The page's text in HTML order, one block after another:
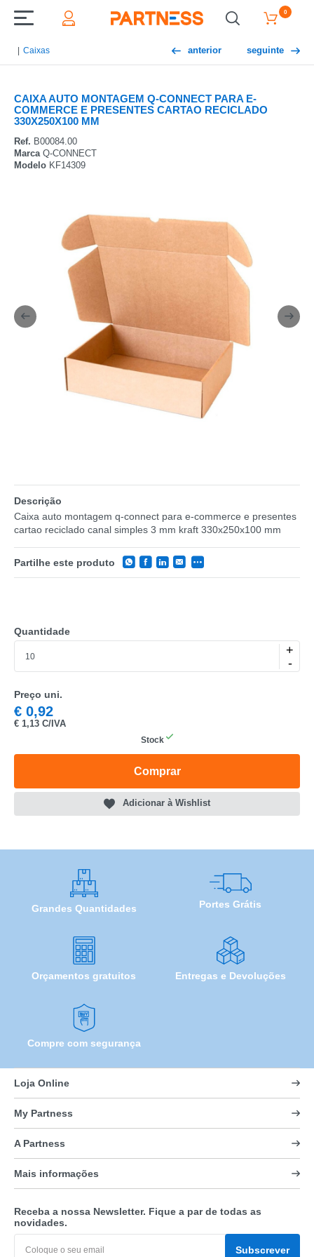
0
Caixas anterior seguinte
CAIXA AUTO MONTAGEM Q-CONNECT PARA E-
COMMERCE E PRESENTES CARTAO RECICLADO
330X250X100 MM
Ref. B00084.00
MarcaQ-CONNECT
Modelo KF14309
Descrição
Caixa auto montagem q-connect para e-commerce e presentes
cartao reciclado canal simples 3 mm kraft 330x250x100 mm
Partilhe este produto
Quantidade
+
-
Preço uni.
€ 0,92
€ 1,13 C/IVA
Stock
Comprar
Adicionar à Wishlist
Grandes Quantidades Portes Grátis
Orçamentos gratuitos Entregas e Devoluções
Compre com segurança
Loja Online
My Partness
A Partness
Mais informações
Receba a nossa Newsletter. Fique a par de todas as
novidades.
Subscrever